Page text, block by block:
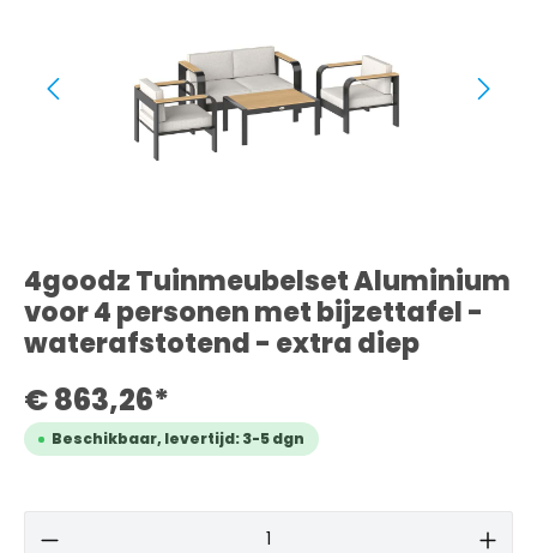
4goodz Tuinmeubelset Aluminium
voor 4 personen met bijzettafel -
waterafstotend - extra diep
€ 863,26*
Beschikbaar, levertijd: 3-5 dgn